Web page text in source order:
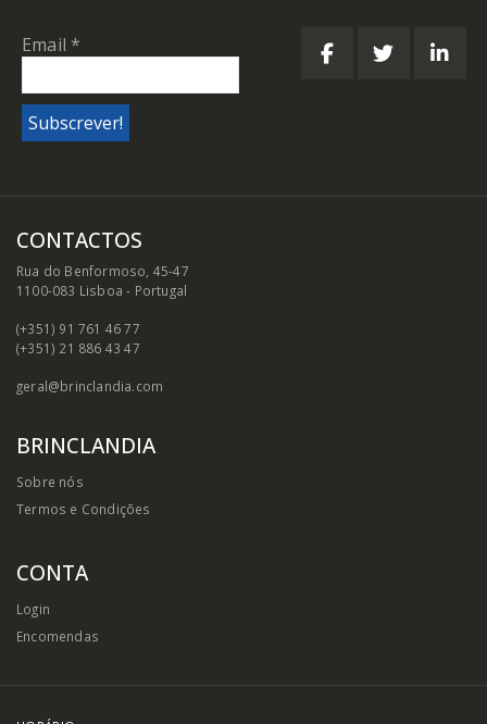
Email *
CONTACTOS
Rua do Benformoso, 45-47
1100-083 Lisboa - Portugal
(+351) 91 761 46 77
(+351) 21 886 43 47
geral@brinclandia.com
BRINCLANDIA
Sobre nós
Termos e Condições
CONTA
Login
Encomendas